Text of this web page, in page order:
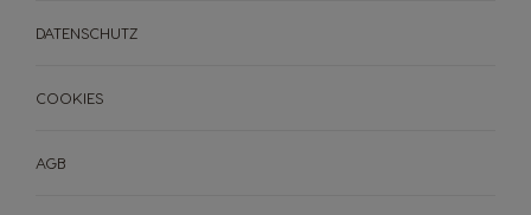
DATENSCHUTZ
COOKIES
AGB